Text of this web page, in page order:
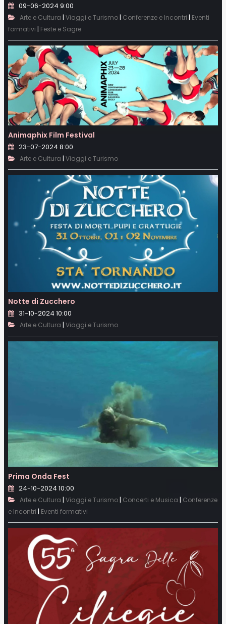
09-06-2024 9:00
Arte e Cultura | Viaggi e Turismo| Conferenze e Incontri | Eventi
formativi | Feste e Sagre
Animaphix Film Festival
23-07-2024 8:00
Arte e Cultura | Viaggi e Turismo
Notte di Zucchero
31-10-2024 10:00
Arte e Cultura | Viaggi e Turismo
Prima Onda Fest
24-10-2024 10:00
Arte e Cultura | Viaggi e Turismo | Concerti e Musica | Conferenze
e Incontri | Eventi formativi